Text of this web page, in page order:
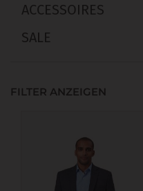
ACCESSOIRES
SALE
FILTER ANZEIGEN